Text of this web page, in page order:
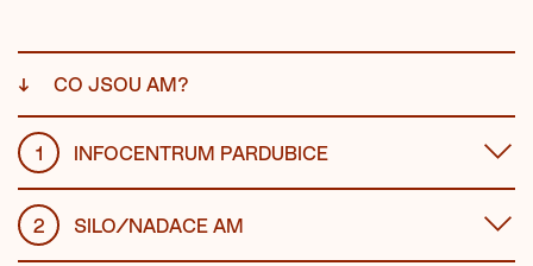
↓ CO JSOU AM?
1 INFOCENTRUM PARDUBICE
2 SILO/NADACE AM